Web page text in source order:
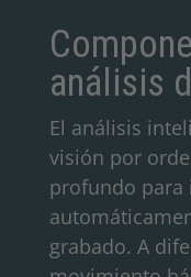
análisis
El análisis
visión por
profundo para
grabado. A